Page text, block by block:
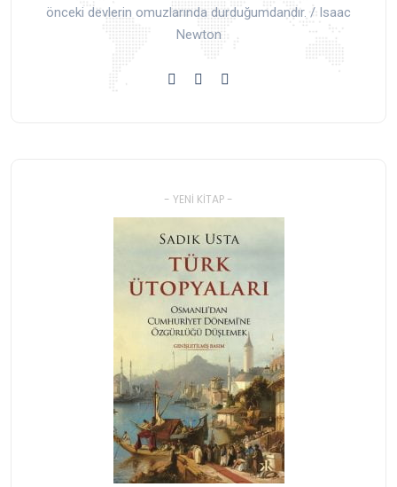
önceki devlerin omuzlarında durduğumdandır. / Isaac
Newton
- YENI KITAP -